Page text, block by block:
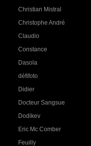
Christian Mistral
Christophe André
Claudio
Constance
Dasola
défifoto
Didier
Docteur Sangsue
Dodikev
Eric Mc Comber
Feuilly